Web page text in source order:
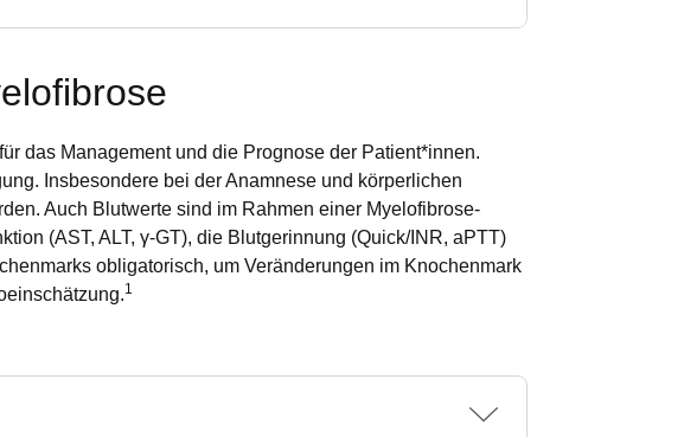
das Management und die Prognose der Patient*innen.
Insbesondere bei der Anamnese und körperlichen
Auch Blutwerte sind im Rahmen einer Myelofibrose-
(AST, ALT, γ-GT), die Blutgerinnung (Quick/INR, aPTT)
obligatorisch, um Veränderungen im Knochenmark
1